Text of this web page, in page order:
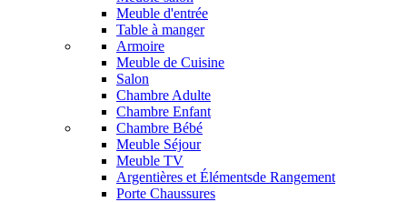
Meuble d'entrée
Table à manger
Armoire
Meuble de Cuisine
Salon
Chambre Adulte
Chambre Enfant
Chambre Bébé
Meuble Séjour
Meuble TV
Argentières et Élémentsde Rangement
Porte Chaussures